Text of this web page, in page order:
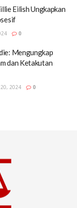
Eilish Ungkapkan
0
Mengungkap
dan Ketakutan
20, 2024 0